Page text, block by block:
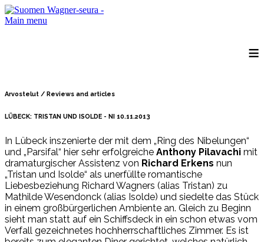
Main menu
≡
Arvostelut / Reviews and articles
LÜBECK: TRISTAN UND ISOLDE - NI 10.11.2013
In Lübeck inszenierte der mit dem „Ring des Nibelungen“
und „Parsifal“ hier sehr erfolgreiche Anthony Pilavachi mit
dramaturgischer Assistenz von Richard Erkens nun
„Tristan und Isolde“ als unerfüllte romantische
Liebesbeziehung Richard Wagners (alias Tristan) zu
Mathilde Wesendonck (alias Isolde) und siedelte das Stück
in einem großbürgerlichen Ambiente an. Gleich zu Beginn
sieht man statt auf ein Schiffsdeck in ein schon etwas vom
Verfall gezeichnetes hochherrschaftliches Zimmer. Es ist